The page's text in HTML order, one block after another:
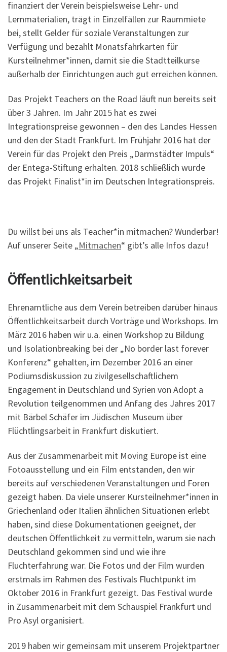
finanziert der Verein beispielsweise Lehr- und
Lernmaterialien, trägt in Einzelfällen zur Raummiete
bei, stellt Gelder für soziale Veranstaltungen zur
Verfügung und bezahlt Monatsfahrkarten für
Kursteilnehmer*innen, damit sie die Stadtteilkurse
außerhalb der Einrichtungen auch gut erreichen können.
Das Projekt Teachers on the Road läuft nun bereits seit
über 3 Jahren. Im Jahr 2015 hat es zwei
Integrationspreise gewonnen – den des Landes Hessen
und den der Stadt Frankfurt. Im Frühjahr 2016 hat der
Verein für das Projekt den Preis „Darmstädter Impuls“
der Entega-Stiftung erhalten. 2018 schließlich wurde
das Projekt Finalist*in im Deutschen Integrationspreis.
Du willst bei uns als Teacher*in mitmachen? Wunderbar!
Auf unserer Seite „Mitmachen“ gibt’s alle Infos dazu!
Öffentlichkeitsarbeit
Ehrenamtliche aus dem Verein betreiben darüber hinaus
Öffentlichkeitsarbeit durch Vorträge und Workshops. Im
März 2016 haben wir u.a. einen Workshop zu Bildung
und Isolationbreaking bei der „No border last forever
Konferenz“ gehalten, im Dezember 2016 an einer
Podiumsdiskussion zu zivilgesellschaftlichem
Engagement in Deutschland und Syrien von Adopt a
Revolution teilgenommen und Anfang des Jahres 2017
mit Bärbel Schäfer im Jüdischen Museum über
Flüchtlingsarbeit in Frankfurt diskutiert.
Aus der Zusammenarbeit mit Moving Europe ist eine
Fotoausstellung und ein Film entstanden, den wir
bereits auf verschiedenen Veranstaltungen und Foren
gezeigt haben. Da viele unserer Kursteilnehmer*innen in
Griechenland oder Italien ähnlichen Situationen erlebt
haben, sind diese Dokumentationen geeignet, der
deutschen Öffentlichkeit zu vermitteln, warum sie nach
Deutschland gekommen sind und wie ihre
Fluchterfahrung war. Die Fotos und der Film wurden
erstmals im Rahmen des Festivals Fluchtpunkt im
Oktober 2016 in Frankfurt gezeigt. Das Festival wurde
in Zusammenarbeit mit dem Schauspiel Frankfurt und
Pro Asyl organisiert.
2019 haben wir gemeinsam mit unserem Projektpartner